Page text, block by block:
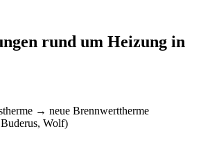
rund um Heizung in
→ neue Brennwerttherme
Wolf)